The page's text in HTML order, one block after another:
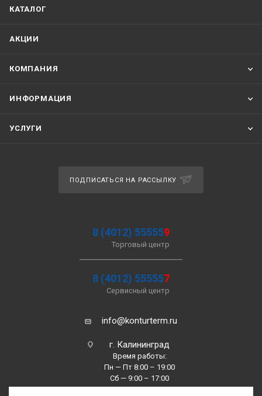
КАТАЛОГ
АКЦИИ
КОМПАНИЯ
ИНФОРМАЦИЯ
УСЛУГИ
ПОДПИСАТЬСЯ НА РАССЫЛКУ
8 (4012) 555559
Торговый центр
8 (4012) 555557
Сервисный центр
info@konturterm.ru
г. Калининград
Время работы:
Пн — Пт 8:00 – 19:00
Сб — 9:00 – 17:00
Вс —10:00 – 16:00